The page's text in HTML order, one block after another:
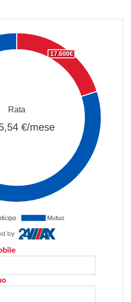
Mutuo
17.600€
Rata
€/mese
by